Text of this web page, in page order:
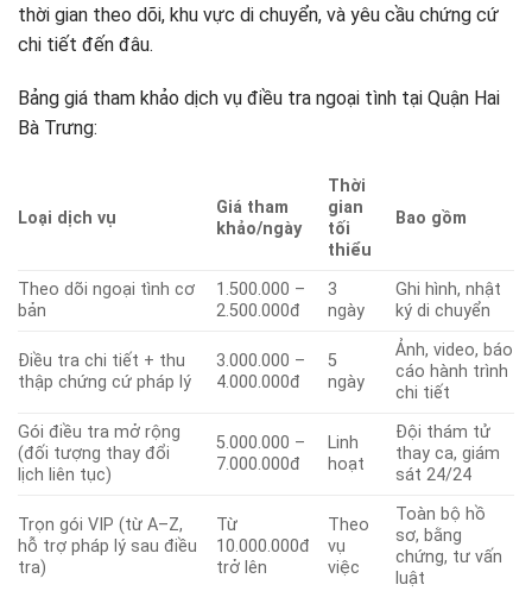
thời gian theo dõi, khu vực di chuyển, và yêu cầu chứng cứ
chi tiết đến đâu.
Bảng giá tham khảo dịch vụ điều tra ngoại tình tại Quận Hai
Bà Trưng:
Loại dịch vụ
Giá tham
khảo/ngày
Thời
gian
tối
thiểu
Bao gồm
Theo dõi ngoại tình cơ
bản
1.500.000 –
2.500.000đ
3
ngày
Ghi hình, nhật
ký di chuyển
Điều tra chi tiết + thu
thập chứng cứ pháp lý
3.000.000 –
4.000.000đ
5
ngày
Ảnh, video, báo
cáo hành trình
chi tiết
Gói điều tra mở rộng
(đối tượng thay đổi
lịch liên tục)
5.000.000 –
7.000.000đ
Linh
hoạt
Đội thám tử
thay ca, giám
sát 24/24
Trọn gói VIP (từ A–Z,
hỗ trợ pháp lý sau điều
tra)
Từ
10.000.000đ
trở lên
Theo
vụ
việc
Toàn bộ hồ
sơ, bằng
chứng, tư vấn
luật